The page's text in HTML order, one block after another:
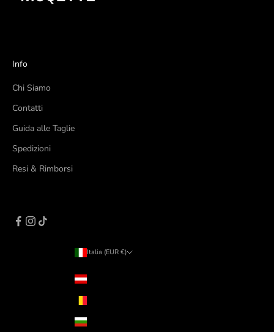
Info
Chi Siamo
Contatti
Guida alle Taglie
Spedizioni
Resi & Rimborsi
Italia (EUR €)